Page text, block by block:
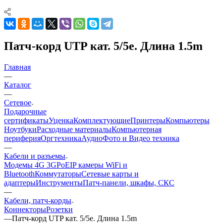
Патч-корд UTP кат. 5/5e. Длина 1.5m
Главная
—
Каталог
—
Сетевое
Подарочные
сертификатыУценкаКомплектующиеПринтерыКомпьютеры
НоутбукиРасходные материалыКомпьютерная
периферияОргтехникаАудиоФото и Видео техника
—
Кабели и разъемы
Модемы 4G 3GPoEIP камеры WiFi и
BluetoothКоммутаторыСетевые карты и
адаптерыИнструментыПатч-панели, шкафы, СКС
—
Кабели, патч-корды
КоннекторыРозетки
—Патч-корд UTP кат. 5/5e. Длина 1.5m